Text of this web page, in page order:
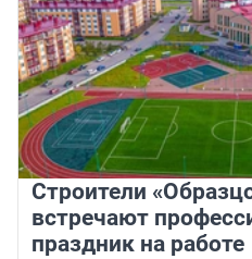
Строители
встречают
праздник на работе